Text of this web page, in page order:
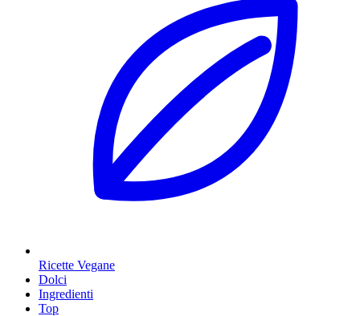
Ricette Vegane
Dolci
Ingredienti
Top